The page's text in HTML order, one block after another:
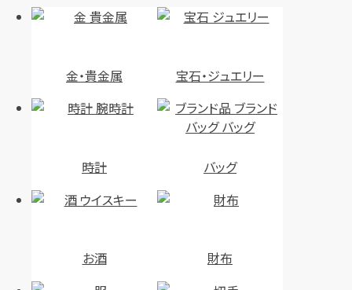
金・貴金属 宝石・ジュエリー
時計 バッグ
お酒 財布